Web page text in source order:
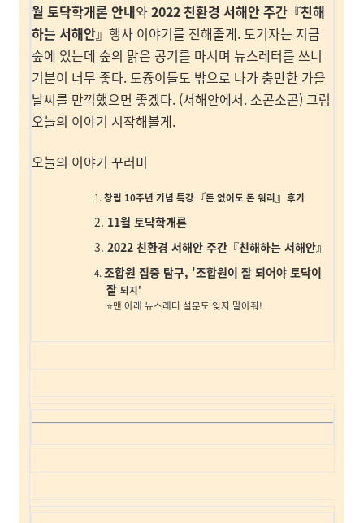
월 토닥학개론 안내와2022 친환경 서해안 주간『친해
하는 서해안』 행사 이야기를 전해줄게. 토기자는 지금
숲에 있는데 숲의 맑은 공기를 마시며 뉴스레터를 쓰니
기분이 너무 좋다. 토즁이들도 밖으로 나가 충만한 가을
날씨를 만끽했으면 좋겠다. (서해안에서. 소곤소곤) 그럼
오늘의 이야기 시작해볼게.
오늘의 이야기 꾸러미
창립 10주년 기념 특강 『돈 없어도 돈 워리』 후기
11월 토닥학개론
2022 친환경 서해안 주간『친해하는 서해안』
조합원 집중 탐구, '조합원이 잘 되어야 토닥이
잘 되지'
⭐맨 아래 뉴스레터 설문도 잊지 말아줘!